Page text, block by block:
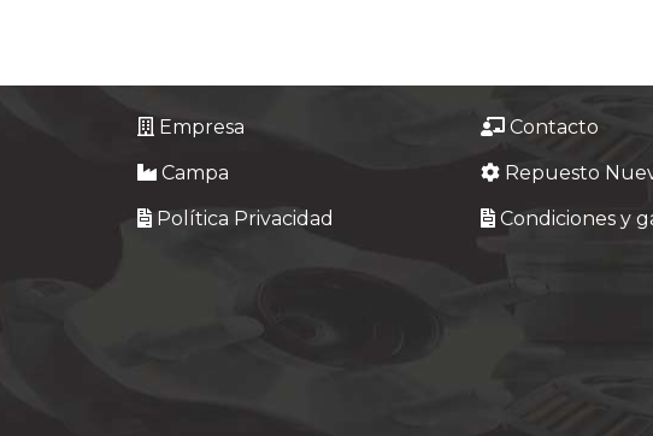
Empresa Contacto
Campa
Repuesto
Política Privacidad
Condiciones y